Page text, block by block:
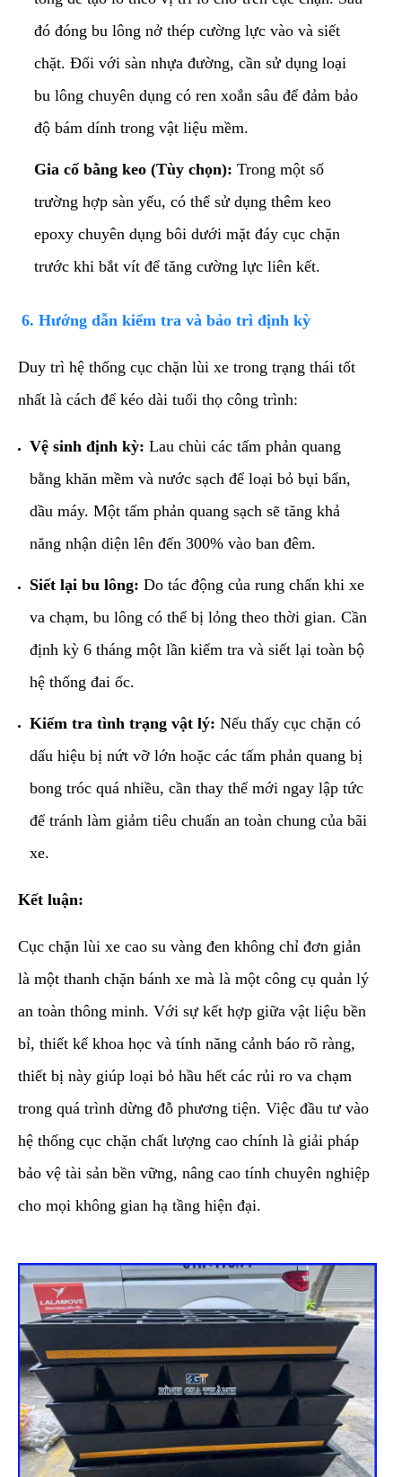
đó đóng bu lông nở thép cường lực vào và siết
chặt. Đối với sàn nhựa đường, cần sử dụng loại
bu lông chuyên dụng có ren xoắn sâu để đảm bảo
độ bám dính trong vật liệu mềm.
Gia cố bằng keo (Tùy chọn): Trong một số
trường hợp sàn yếu, có thể sử dụng thêm keo
epoxy chuyên dụng bôi dưới mặt đáy cục chặn
trước khi bắt vít để tăng cường lực liên kết.
​6. Hướng dẫn kiểm tra và bảo trì định kỳ
​Duy trì hệ thống cục chặn lùi xe trong trạng thái tốt
nhất là cách để kéo dài tuổi thọ công trình:
Vệ sinh định kỳ: Lau chùi các tấm phản quang
bằng khăn mềm và nước sạch để loại bỏ bụi bẩn,
dầu máy. Một tấm phản quang sạch sẽ tăng khả
năng nhận diện lên đến 300% vào ban đêm.
Siết lại bu lông: Do tác động của rung chấn khi xe
va chạm, bu lông có thể bị lỏng theo thời gian. Cần
định kỳ 6 tháng một lần kiểm tra và siết lại toàn bộ
hệ thống đai ốc.
Kiểm tra tình trạng vật lý: Nếu thấy cục chặn có
dấu hiệu bị nứt vỡ lớn hoặc các tấm phản quang bị
bong tróc quá nhiều, cần thay thế mới ngay lập tức
để tránh làm giảm tiêu chuẩn an toàn chung của bãi
xe.
Kết luận:
​Cục chặn lùi xe cao su vàng đen không chỉ đơn giản
là một thanh chặn bánh xe mà là một công cụ quản lý
an toàn thông minh. Với sự kết hợp giữa vật liệu bền
bỉ, thiết kế khoa học và tính năng cảnh báo rõ ràng,
thiết bị này giúp loại bỏ hầu hết các rủi ro va chạm
trong quá trình dừng đỗ phương tiện. Việc đầu tư vào
hệ thống cục chặn chất lượng cao chính là giải pháp
bảo vệ tài sản bền vững, nâng cao tính chuyên nghiệp
cho mọi không gian hạ tầng hiện đại.